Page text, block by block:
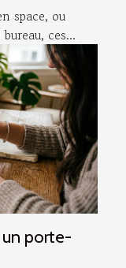
space, ou
ces...
un porte-